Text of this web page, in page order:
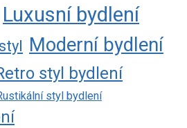
Luxusní bydlení
Moderní bydlení
styl bydlení
styl bydlení